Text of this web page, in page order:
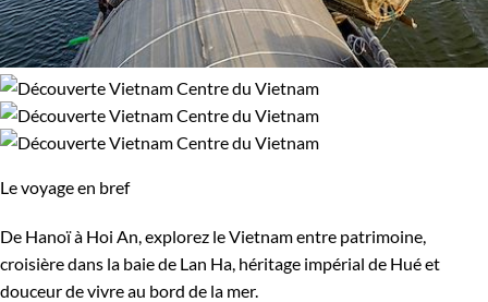
Le voyage en bref
De Hanoï à Hoi An, explorez le Vietnam entre patrimoine,
croisière dans la baie de Lan Ha, héritage impérial de Hué et
douceur de vivre au bord de la mer.